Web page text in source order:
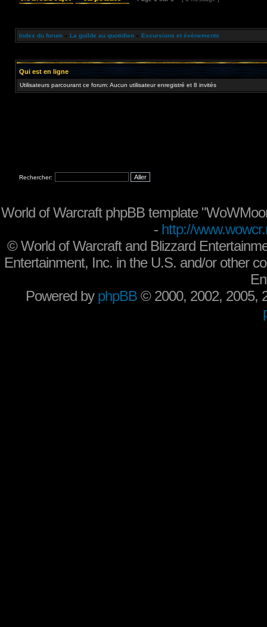
Index du forum » La guilde au quotidien » Excursions et évènements
Qui est en ligne
Utilisateurs parcourant ce forum: Aucun utilisateur enregistré et 8 invités
Rechercher:
World of Warcraft phpBB template
- http://
©World of Warcraft and Blizzard
Entertainment, Inc. in the U.S. and/or other
Powered by phpBB © 2000, 2002, 2005,